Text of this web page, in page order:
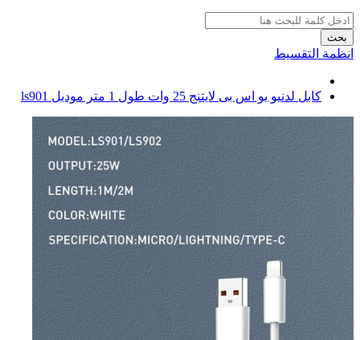
بحث
انظمة التقسيط
كابل لدنيو يو اس بى لايتنج 25 وات طول 1 متر موديل ls901